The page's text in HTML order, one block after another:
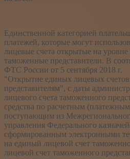
Единственной категорией
платежей, которые могут
лицевые счета открытые на
таможенные представители. В
ФТС России от 5 сентября 2018 г.
"Открытие единых лицевых
представителям", с даты
лицевого счета таможенного
средства по расчетным
поступающим из
управления Федерального
сформированным электронными
на единый лицевой счет
лицевой счет таможенного